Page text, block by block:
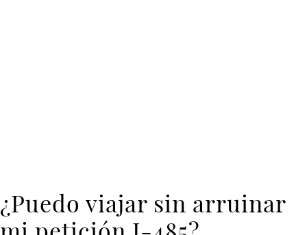
¿Puedo viajar sin arruinar